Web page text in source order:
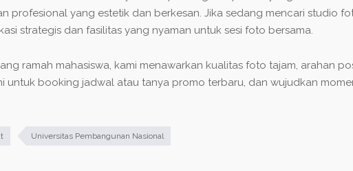
profesional yang estetik dan berkesan. Jika sedang mencari studio
strategis dan fasilitas yang nyaman untuk sesi foto bersama.
ramah mahasiswa, kami menawarkan kualitas foto tajam, arahan
untuk booking jadwal atau tanya promo terbaru, dan wujudkan
Universitas Pembangunan Nasional